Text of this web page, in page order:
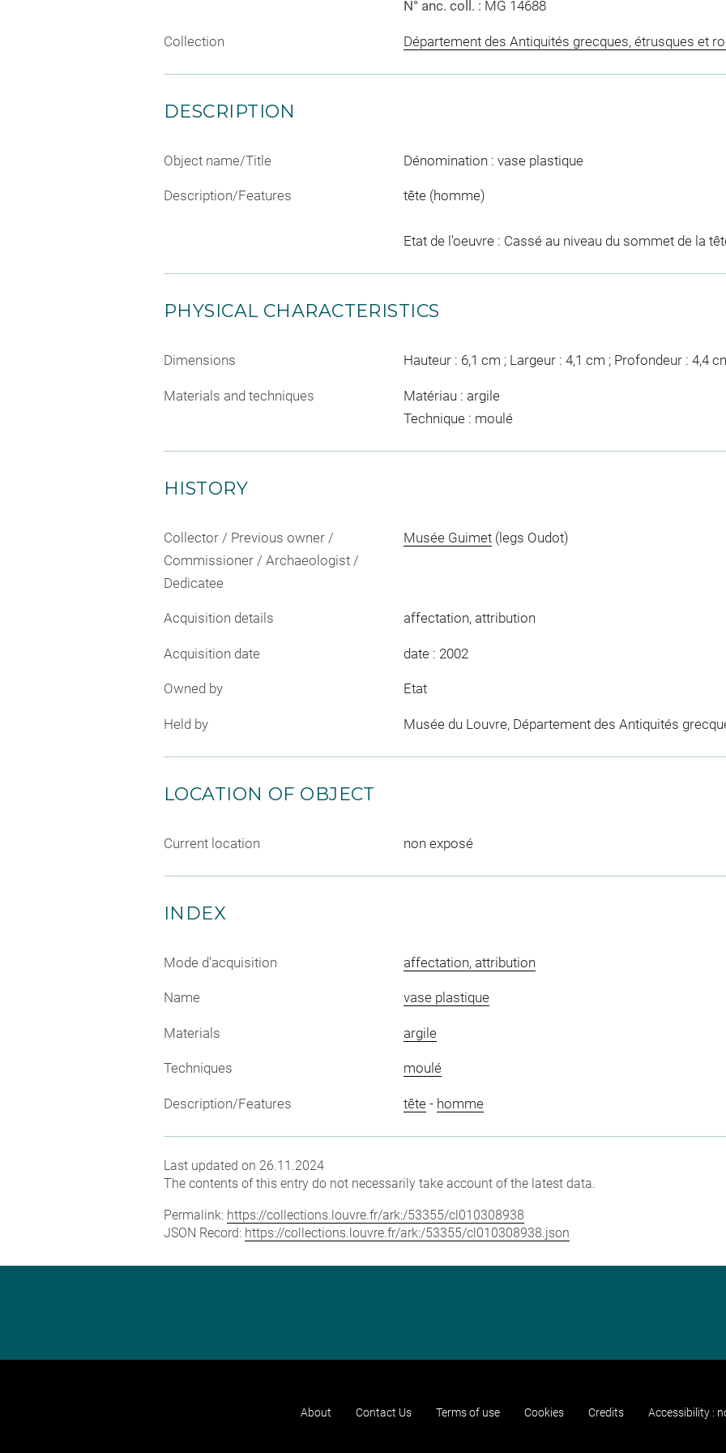
N° anc. coll. : MG 14688
Collection Département des Antiquités grecques, étrusques et
DESCRIPTION
Object name/Title Dénomination : vase plastique
Description/Features tête (homme)
Etat de l'oeuvre : Cassé au niveau du sommet de la
PHYSICAL CHARACTERISTICS
Dimensions Hauteur : 6,1 cm ; Largeur : 4,1 cm ; Profondeur : 4,4
Materials and techniques
Matériau : argile
Technique : moulé
HISTORY
Collector / Previous owner /
Commissioner / Archaeologist /
Dedicatee
Musée Guimet(legs Oudot)
Acquisition details affectation, attribution
Acquisition date date : 2002
Owned by Etat
Held by Musée du Louvre, Département des Antiquités
LOCATION OF OBJECT
Current location non exposé
INDEX
Mode d'acquisition affectation, attribution
Name vase plastique
Materials argile
Techniques moulé
Description/Features tête- homme
Last updated on 26.11.2024
The contents of this entry do not necessarily take account of the latest data.
Permalink: https://collections.louvre.fr/ark:/53355/cl010308938
JSON Record: https://collections.louvre.fr/ark:/53355/cl010308938.json
About Contact Us Terms of use Cookies Credits Accessibility :